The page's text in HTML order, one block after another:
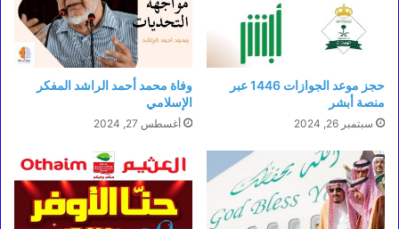
حجز موعد الجوازات 1446 عبر
منصة أبشر
سبتمبر 26, 2024
وفاة محمد أحمد الراشد المفكر
الإسلامي
أغسطس 27, 2024